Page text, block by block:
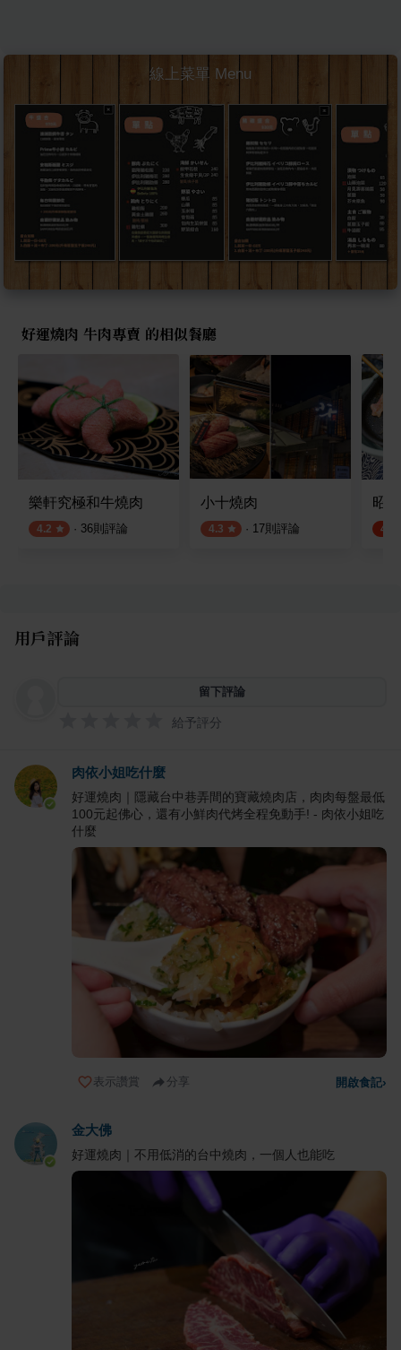
線上菜單 Menu
好運燒肉 牛肉專賣 的相似餐廳
樂軒究極和牛燒肉
4.2 · 36則評論
小十燒肉
4.3 · 17則評論
昭
4.4
用戶評論
留下評論
給予評分
肉依小姐吃什麼
好運燒肉｜隱藏台中巷弄間的寶藏燒肉店，肉肉每盤最低
100元起佛心，還有小鮮肉代烤全程免動手! - 肉依小姐吃
什麼
表示讚賞 分享 開啟食記›
金大佛
好運燒肉｜不用低消的台中燒肉，一個人也能吃